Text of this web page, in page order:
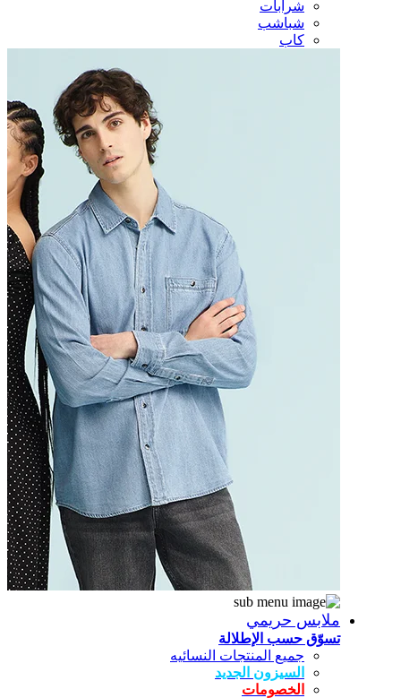
شرابات
شباشب
كاب
ملابس حريمي
تسوّق حسب الإطلالة
جميع المنتجات النسائيه
السيزون الجديد
الخصومات